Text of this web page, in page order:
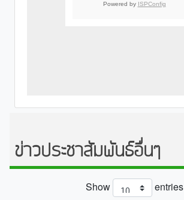
ข่าวประชาสัมพันธ์อื่นๆ
Show
entries